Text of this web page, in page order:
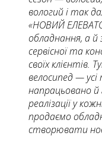
вологий і так
«НОВИЙ
обладнання, а й
сервісної та
своїх клієнтів.
велосипед — усі
напрацьовано й
реалізації у
продаємо
створювати